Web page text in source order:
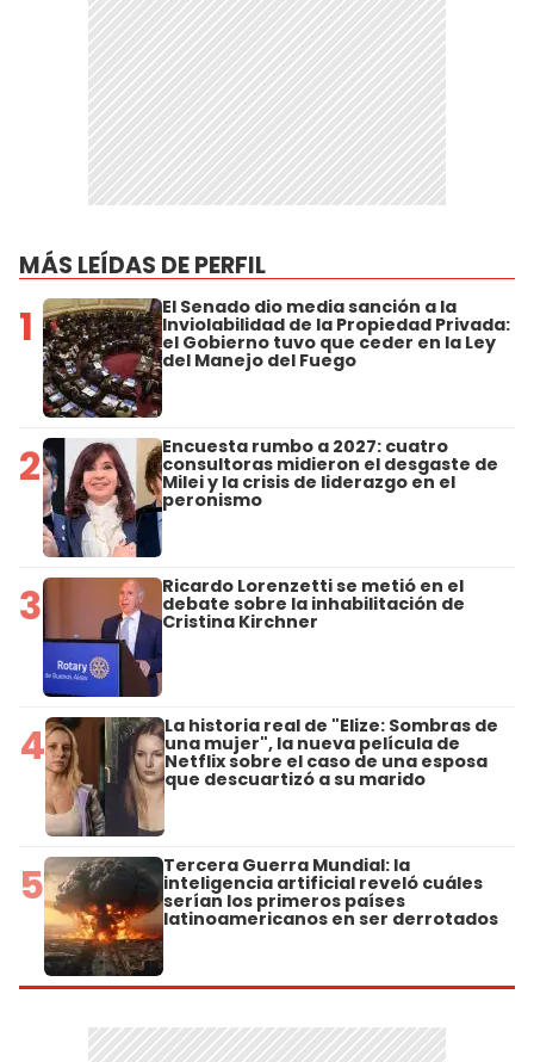
MÁS LEÍDAS DE PERFIL
1 El Senado dio media sanción a la
Inviolabilidad de la Propiedad Privada:
el Gobierno tuvo que ceder en la Ley
del Manejo del Fuego
2 Encuesta rumbo a 2027: cuatro
consultoras midieron el desgaste de
Milei y la crisis de liderazgo en el
peronismo
3 Ricardo Lorenzetti se metió en el
debate sobre la inhabilitación de
Cristina Kirchner
4 La historia real de "Elize: Sombras de
una mujer", la nueva película de
Netflix sobre el caso de una esposa
que descuartizó a su marido
5 Tercera Guerra Mundial: la
inteligencia artificial reveló cuáles
serían los primeros países
latinoamericanos en ser derrotados